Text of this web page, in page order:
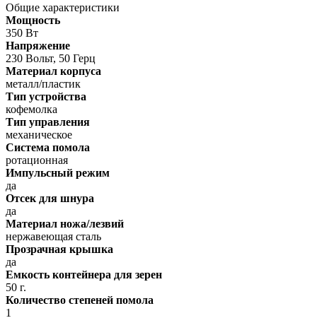
Общие характеристики
Мощность
350 Вт
Напряжение
230 Вольт, 50 Герц
Материал корпуса
металл/пластик
Тип устройства
кофемолка
Тип управления
механическое
Система помола
ротационная
Импульсный режим
да
Отсек для шнура
да
Материал ножа/лезвий
нержавеющая сталь
Прозрачная крышка
да
Емкость контейнера для зерен
50 г.
Количество степеней помола
1